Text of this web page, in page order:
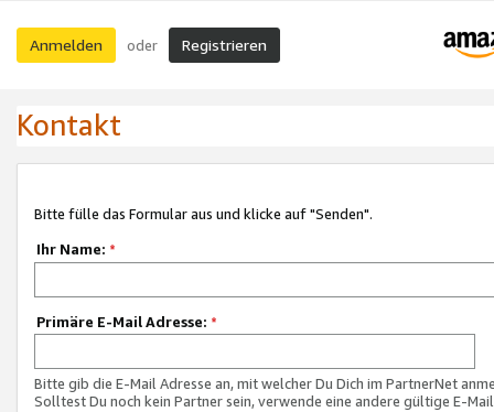
Anmelden oder Registrieren
Kontakt
Bitte fülle das Formular aus und klicke auf "Senden".
Ihr Name: *
Primäre E-Mail Adresse: *
Bitte gib die E-Mail Adresse an, mit welcher Du Dich im PartnerNet
Solltest Du noch kein Partner sein, verwende eine andere gültige E-